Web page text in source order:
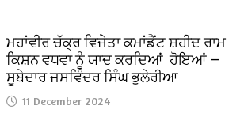
ਮਹਾਂਵੀਰ ਚੱਕ੍ਰ ਵਿਜੇਤਾ ਕਮਾਂਡੈਂਟ ਸ਼ਹੀਦ ਰਾਮ
ਕਿਸ਼ਨ ਵਧਵਾ ਨੂੰ ਯਾਦ ਕਰਦਿਆਂ ਹੋਇਆਂ —
ਸੂਬੇਦਾਰ ਜਸਵਿੰਦਰ ਸਿੰਘ ਭੁਲੇਰੀਆ
11 December 2024